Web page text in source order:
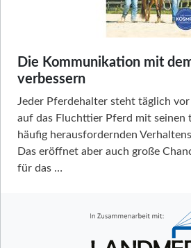
Die Kommunikation mit
verbessern
Jeder Pferdehalter steht täglich
auf das Fluchttier Pferd mit seinen
häufig herausfordernden
Das eröffnet aber auch große
für das …